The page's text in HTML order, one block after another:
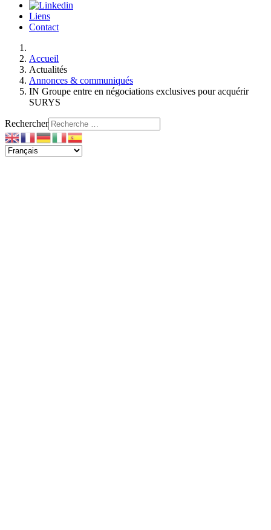
Liens
Contact
Accueil
Actualités
Annonces & communiqués
IN Groupe entre en négociations exclusives pour acquérir
SURYS
Rechercher